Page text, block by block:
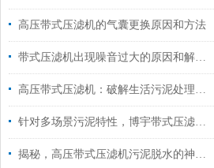
高压带式压滤机​的气囊更换原因和方法
带式压滤机出现噪音过大的原因和解决方法
高压带式压滤机：破解生活污泥处理难题，高效脱水减量化！
针对多场景污泥特性，博宇带式压滤机以专项设计降本增效
揭秘，高压带式压滤机污泥脱水的神奇蜕变！